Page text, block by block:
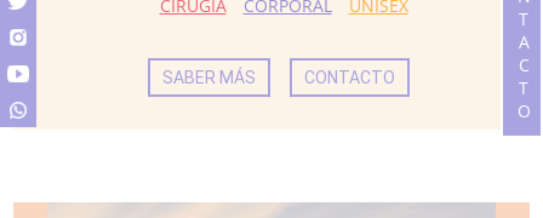
CIRUGÍA CORPORAL UNISEX
SABER MÁS CONTACTO